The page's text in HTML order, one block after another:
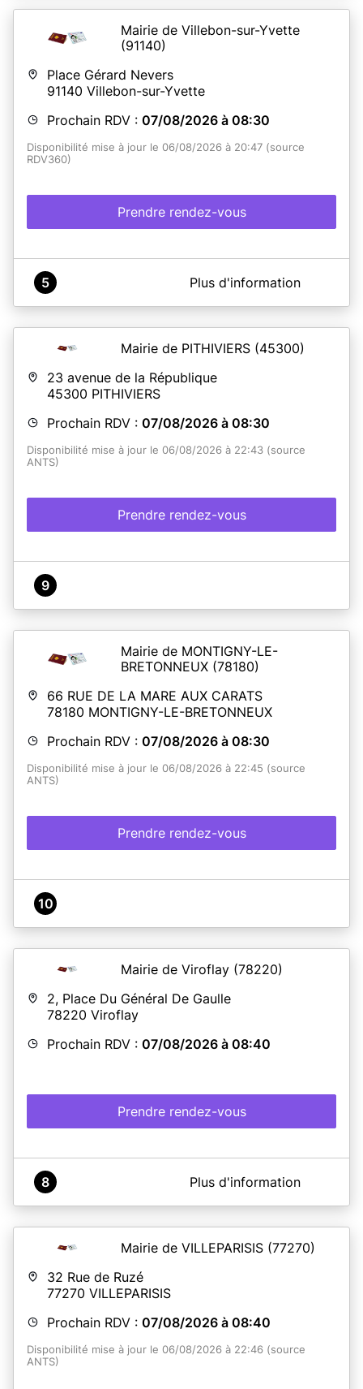
DE VOTRE DOSSIER. NOUS VOUS INVITONS À VÉRIFIER
LA COMPLÉTUDE DE VOTRE DOSSIER.
2 - UN PHOTOMATON EST DISPONIBLE EN MAIRIE
(VENIR 10 MN AVANT VOTRE RDV)
En savoir plus
Mairie de Villebon-sur-Yvette
(91140)
Place Gérard Nevers
91140 Villebon-sur-Yvette
Prochain RDV : 07/08/2026 à 08:30
Disponibilité mise à jour le 06/08/2026 à 20:47 (source
RDV360)
Prendre rendez-vous
A propos de Mairie de Villebon-sur-Yvette
Vous pouvez prendre rendez-vous en ligne pour la
délivrance des Cartes nationales d'identité et
Passeports.
En savoir plus
5 Plus d'information
Mairie de PITHIVIERS (45300)
23 avenue de la République
45300 PITHIVIERS
Prochain RDV : 07/08/2026 à 08:30
Disponibilité mise à jour le 06/08/2026 à 22:43 (source
ANTS)
Prendre rendez-vous
9
Mairie de MONTIGNY-LE-
BRETONNEUX (78180)
66 RUE DE LA MARE AUX CARATS
78180 MONTIGNY-LE-BRETONNEUX
Prochain RDV : 07/08/2026 à 08:30
Disponibilité mise à jour le 06/08/2026 à 22:45 (source
ANTS)
Prendre rendez-vous
10
Mairie de Viroflay (78220)
2, Place Du Général De Gaulle
78220 Viroflay
Prochain RDV : 07/08/2026 à 08:40
Prendre rendez-vous
A propos de Mairie de Viroflay
compte 17 100 habitants et est dotée d'un cadre naturel
privilégié avec 148 hectares de forêt sur son territoire.
Viroflay est membre de la communauté d’agglomération
Versailles Grand Parc, qui est constituée de 18
communes (270 000 habitants).
8 Plus d'information
Mairie de VILLEPARISIS (77270)
32 Rue de Ruzé
77270 VILLEPARISIS
Prochain RDV : 07/08/2026 à 08:40
Disponibilité mise à jour le 06/08/2026 à 22:46 (source
ANTS)